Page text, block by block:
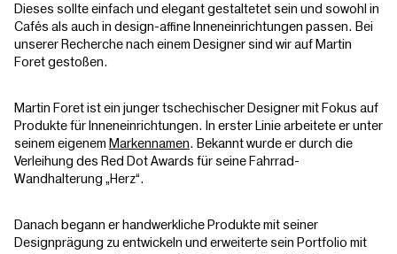
Dieses sollte einfach und elegant gestaltetet sein und sowohl in
Cafés als auch in design-affine Inneneinrichtungen passen. Bei
unserer Recherche nach einem Designer sind wir auf Martin
Foret gestoßen.
Martin Foret ist ein junger tschechischer Designer mit Fokus auf
Produkte für Inneneinrichtungen. In erster Linie arbeitete er unter
seinem eigenem Markennamen. Bekannt wurde er durch die
Verleihung des Red Dot Awards für seine Fahrrad-
Wandhalterung „Herz“.
Danach begann er handwerkliche Produkte mit seiner
Designprägung zu entwickeln und erweiterte sein Portfolio mit